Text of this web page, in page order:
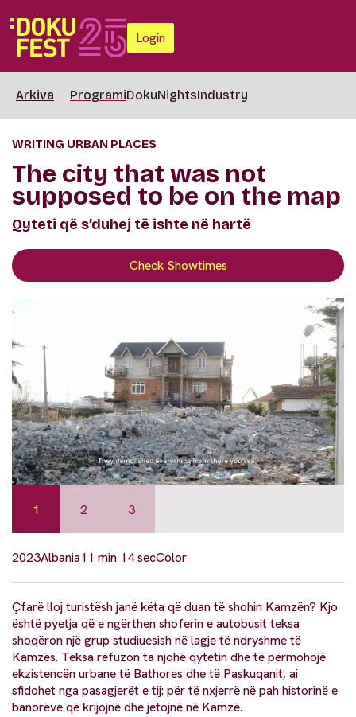
Login
Arkiva ProgramiDokuNightsIndustry
WRITING URBAN PLACES
The city that was not
supposed to be on the map
Qyteti që s’duhej të ishte në hartë
Check Showtimes
1 2 3
2023Albania11 min 14 secColor
Çfarë lloj turistësh janë këta që duan të shohin Kamzën? Kjo
është pyetja që e ngërthen shoferin e autobusit teksa
shoqëron një grup studiuesish në lagje të ndryshme të
Kamzës. Teksa refuzon ta njohë qytetin dhe të përmohojë
ekzistencën urbane të Bathores dhe të Paskuqanit, ai
sfidohet nga pasagjerët e tij: për të nxjerrë në pah historinë e
banorëve që krijojnë dhe jetojnë në Kamzë.